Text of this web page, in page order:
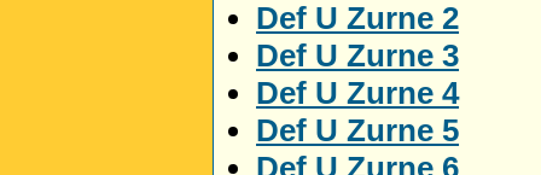
Def U Zurne 2
Def U Zurne 3
Def U Zurne 4
Def U Zurne 5
Def U Zurne 6